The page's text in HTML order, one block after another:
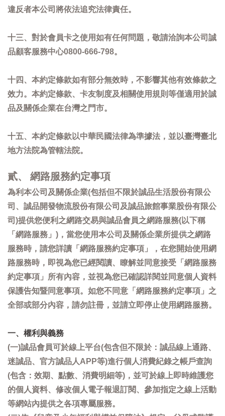
違反者本公司將依法追究法律責任。
十三、對於會員卡之使用如有任何問題，敬請洽詢本公司誠
品顧客服務中心0800-666-798。
十四、本約定條款如有部分無效時，不影響其他有效條款之
效力。本約定條款、卡友制度及相關使用規則等僅適用於誠
品及關係企業在台灣之門市。
十五、本約定條款以中華民國法律為準據法，並以臺灣臺北
地方法院為管轄法院。
貳、 網路服務約定事項
為利本公司及關係企業(包括但不限於誠品生活股份有限公
司、誠品開發物流股份有限公司及誠品旅館事業股份有限公
司)提供您便利之網路交易與誠品會員之網路服務(以下稱
「網路服務」)，當您使用本公司及關係企業所提供之網路
服務時，請您詳讀「網路服務約定事項」，在您開始使用網
路服務時，即視為您已經閱讀、瞭解並同意接受「網路服務
約定事項」所有內容，並視為您已確認詳閱並同意個人資料
保護告知暨同意事項。如您不同意「網路服務約定事項」之
全部或部分內容，請勿註冊，並請立即停止使用網路服務。
一、權利與義務
(一)誠品會員可於線上平台(包含但不限於：誠品線上通路、
迷誠品、官方誠品人APP等)進行個人消費紀錄之帳戶查詢
(包含：效期、點數、消費明細等)，並可於線上即時維護您
的個人資料、修改個人電子報退訂閱、參加指定之線上活動
等網站內提供之各項專屬服務。